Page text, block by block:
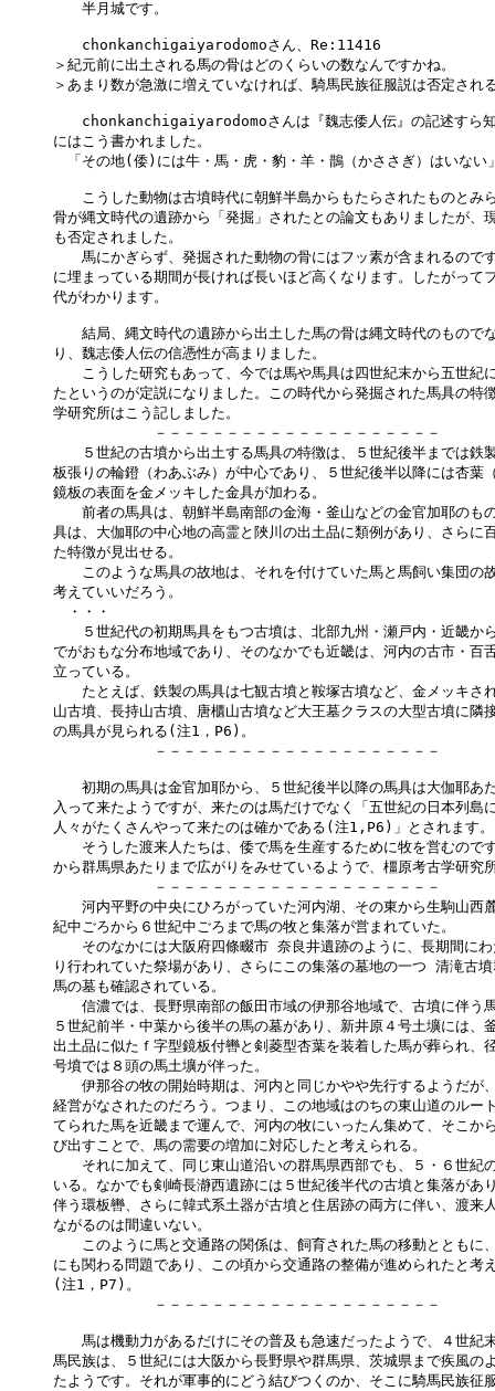
半月城です。
chonkanchigaiyarodomoさん、Re:11416
＞紀元前に出土される馬の骨はどのくらいの数なんですかね。
＞あまり数が急激に増えていなければ、騎馬民族征服説は否定され
chonkanchigaiyarodomoさんは『魏志倭人伝』の記述すら知
にはこう書かれました。
「その地(倭)には牛・馬・虎・豹・羊・鵲（かささぎ）はいない
こうした動物は古墳時代に朝鮮半島からもたらされたものとみ
骨が縄文時代の遺跡から「発掘」されたとの論文もありましたが、
も否定されました。
馬にかぎらず、発掘された動物の骨にはフッ素が含まれるので
に埋まっている期間が長ければ長いほど高くなります。したがって
代がわかります。
結局、縄文時代の遺跡から出土した馬の骨は縄文時代のもので
り、魏志倭人伝の信憑性が高まりました。
こうした研究もあって、今では馬や馬具は四世紀末から五世紀
たというのが定説になりました。この時代から発掘された馬具の特
学研究所はこう記しました。
－－－－－－－－－－－－－－－－－－－－
５世紀の古墳から出土する馬具の特徴は、５世紀後半までは鉄
板張りの輪鐙（わあぶみ）が中心であり、５世紀後半以降には杏葉
鏡板の表面を金メッキした金具が加わる。
前者の馬具は、朝鮮半島南部の金海・釜山などの金官加耶のも
具は、大伽耶の中心地の高霊と陜川の出土品に類例があり、さらに
た特徴が見出せる。
このような馬具の故地は、それを付けていた馬と馬飼い集団の
考えていいだろう。
・・・
５世紀代の初期馬具をもつ古墳は、北部九州・瀬戸内・近畿か
でがおもな分布地域であり、そのなかでも近畿は、河内の古市・百
立っている。
たとえば、鉄製の馬具は七観古墳と鞍塚古墳など、金メッキさ
山古墳、長持山古墳、唐櫃山古墳など大王墓クラスの大型古墳に隣
の馬具が見られる(注1，P6)。
－－－－－－－－－－－－－－－－－－－－
初期の馬具は金官加耶から、５世紀後半以降の馬具は大伽耶あ
入って来たようですが、来たのは馬だけでなく「五世紀の日本列島
人々がたくさんやって来たのは確かである(注1,P6)」とされます。
そうした渡来人たちは、倭で馬を生産するために牧を営むので
から群馬県あたりまで広がりをみせているようで、橿原考古学研究
－－－－－－－－－－－－－－－－－－－－
河内平野の中央にひろがっていた河内湖、その東から生駒山西
紀中ごろから６世紀中ごろまで馬の牧と集落が営まれていた。
そのなかには大阪府四條畷市 奈良井遺跡のように、長期間にわ
り行われていた祭場があり、さらにこの集落の墓地の一つ 清滝古
馬の墓も確認されている。
信濃では、長野県南部の飯田市域の伊那谷地域で、古墳に伴う
５世紀前半・中葉から後半の馬の墓があり、新井原４号土壙には
出土品に似たｆ字型鏡板付轡と剣菱型杏葉を装着した馬が葬られ、
号墳では８頭の馬土壙が伴った。
伊那谷の牧の開始時期は、河内と同じかやや先行するようだが
経営がなされたのだろう。つまり、この地域はのちの東山道のルー
てられた馬を近畿まで運んで、河内の牧にいったん集めて、そこか
び出すことで、馬の需要の増加に対応したと考えられる。
それに加えて、同じ東山道沿いの群馬県西部でも、５・６世紀
いる。なかでも剣崎長瀞西遺跡には５世紀後半代の古墳と集落があ
伴う環板轡、さらに韓式系土器が古墳と住居跡の両方に伴い、渡来
ながるのは間違いない。
このように馬と交通路の関係は、飼育された馬の移動とともに
にも関わる問題であり、この頃から交通路の整備が進められたと考
(注1，P7)。
－－－－－－－－－－－－－－－－－－－－
馬は機動力があるだけにその普及も急速だったようで、４世紀
馬民族は、５世紀には大阪から長野県や群馬県、茨城県まで疾風の
たようです。それが軍事的にどう結びつくのか、そこに騎馬民族征